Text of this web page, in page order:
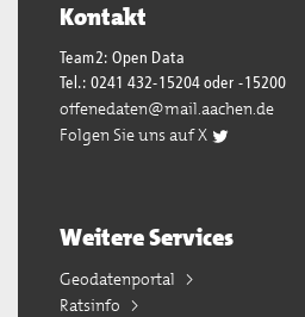
Kontakt
Team2: Open Data
Tel.: 0241 432-15204 oder -15200
offenedaten@mail.aachen.de
Folgen Sie uns auf X
Weitere Services
Geodatenportal
Ratsinfo